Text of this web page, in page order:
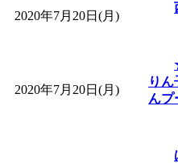
2020年7月20日(月)
2020年7月20日(月)
り
んプ